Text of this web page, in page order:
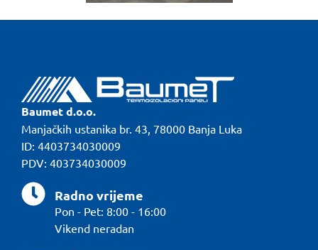
Baumet d.o.o.
Manjačkih ustanika br. 43, 78000 Banja Luka
ID: 4403734030009
PDV: 403734030009
Radno vrijeme
Pon - Pet: 8:00 - 16:00
Vikend neradan